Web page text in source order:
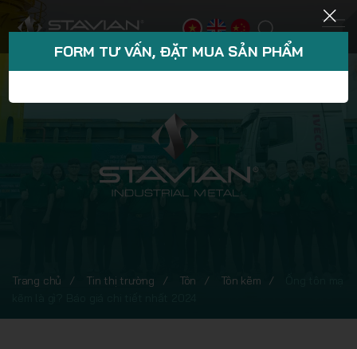
Trang chủ Tin thị trường Tôn Tôn kẽm
FORM TƯ VẤN, ĐẶT MUA SẢN PHẨM